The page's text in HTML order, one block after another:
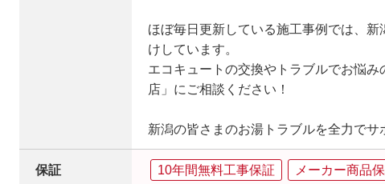
ほぼ毎日更新している施工事例では、
けしています。
エコキュートの交換やトラブルでお悩
店」にご相談ください！
新潟の皆さまのお湯トラブルを全力でサ
保証 10年間無料工事保証 メーカー商品